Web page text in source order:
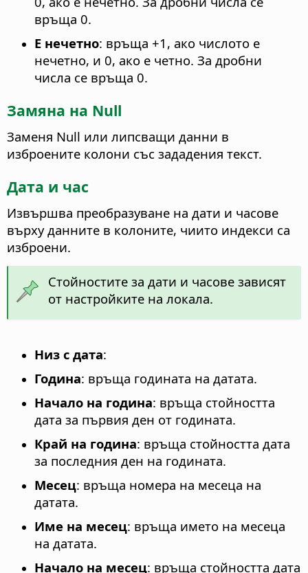
връща 0.
Е нечетно: връща +1, ако числото е
нечетно, и 0, ако е четно. За дробни
числа се връща 0.
Замяна на Null
Заменя Null или липсващи данни в
изброените колони със зададения текст.
Дата и час
Извършва преобразуване на дати и часове
върху данните в колоните, чиито индекси са
изброени.
Стойностите за дати и часове зависят
от настройките на локала.
Низ с дата:
Година: връща годината на датата.
Начало на година: връща стойността
дата за първия ден от годината.
Край на година: връща стойността дата
за последния ден на годината.
Месец: връща номера на месеца на
датата.
Име на месец: връща името на месеца
на датата.
Начало на месец: връща стойността дата